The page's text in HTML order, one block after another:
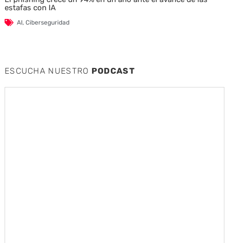
estafas con IA
AI, Ciberseguridad
ESCUCHA NUESTRO PODCAST